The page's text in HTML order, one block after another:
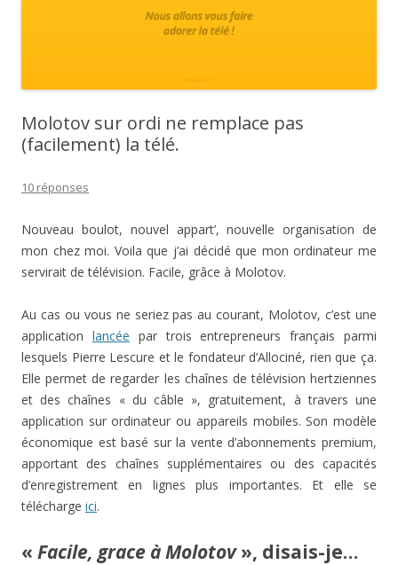
Molotov sur ordi ne remplace pas
(facilement) la télé.
10 réponses
Nouveau boulot, nouvel appart’, nouvelle organisation de
mon chez moi. Voila que j’ai décidé que mon ordinateur me
servirait de télévision. Facile, grâce à Molotov.
Au cas ou vous ne seriez pas au courant, Molotov, c’est une
application lancée par trois entrepreneurs français parmi
lesquels Pierre Lescure et le fondateur d’Allociné, rien que ça.
Elle permet de regarder les chaînes de télévision hertziennes
et des chaînes « du câble », gratuitement, à travers une
application sur ordinateur ou appareils mobiles. Son modèle
économique est basé sur la vente d’abonnements premium,
apportant des chaînes supplémentaires ou des capacités
d’enregistrement en lignes plus importantes. Et elle se
télécharge ici.
« Facile, grace à Molotov», disais-je…